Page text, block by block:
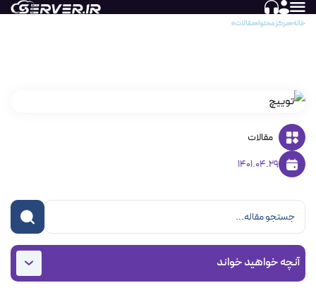
خانه مرکز محتوا مقالات
مقالات
1401.04.29
آنچه خواهید خواند